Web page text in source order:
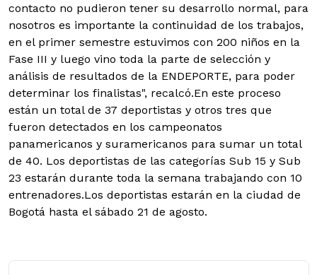
contacto no pudieron tener su desarrollo normal, para
nosotros es importante la continuidad de los trabajos,
en el primer semestre estuvimos con 200 niños en la
Fase III y luego vino toda la parte de selección y
análisis de resultados de la ENDEPORTE, para poder
determinar los finalistas", recalcó.En este proceso
están un total de 37 deportistas y otros tres que
fueron detectados en los campeonatos
panamericanos y suramericanos para sumar un total
de 40. Los deportistas de las categorías Sub 15 y Sub
23 estarán durante toda la semana trabajando con 10
entrenadores.Los deportistas estarán en la ciudad de
Bogotá hasta el sábado 21 de agosto.